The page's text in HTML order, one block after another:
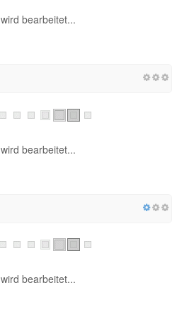
wird bearbeitet...
wird bearbeitet...
wird bearbeitet...